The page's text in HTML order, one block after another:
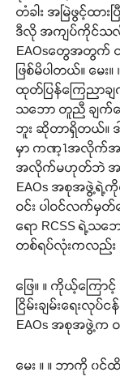
တံခါး အမြဲဖွင့်ထ
ဒီလို အကျပ်ကိုင်သလို
EAOsတွေအတွက် တံ
ဖြစ်မိပါတယ်။ မေ
ထုတ်ပြန်ကြေညာ
သဘော တူညီ ချက်
ဘူး ဆိုတာရှိတယ်။ ဒ
မှာ ကဏ္႑အလိုက်အစု
အလိုက်မဟုတ်ဘဲ အ
EAOs အစုအဖွဲ့ရဲ့ကို
ဝင်း ပါဝင်လက်မှတ်
ရော RCSS ရဲ့သ
တစ်ရပ်လုံးကလည်း
ဖြေ။ ။ ကိုယ့်ကြောင့်
ငြိမ်းချမ်းရေးလုပ်
EAOs အစုအဖွဲ့က
မေး ။ ။ ဘာကို ၀င်